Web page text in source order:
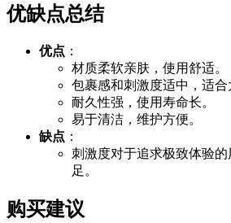
优缺点总结
优点 ：
材质柔软亲肤，使用舒适。
包裹感和刺激度适中，适合
耐久性强，使用寿命长。
易于清洁，维护方便。
缺点 ：
刺激度对于追求极致体验
足。
购买建议